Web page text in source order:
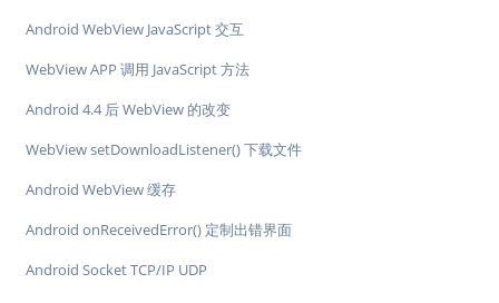
Android WebView JavaScript 交互
WebView APP 调用 JavaScript 方法
Android 4.4 后 WebView 的改变
WebView setDownloadListener() 下载文件
Android WebView 缓存
Android onReceivedError() 定制出错界面
Android Socket TCP/IP UDP